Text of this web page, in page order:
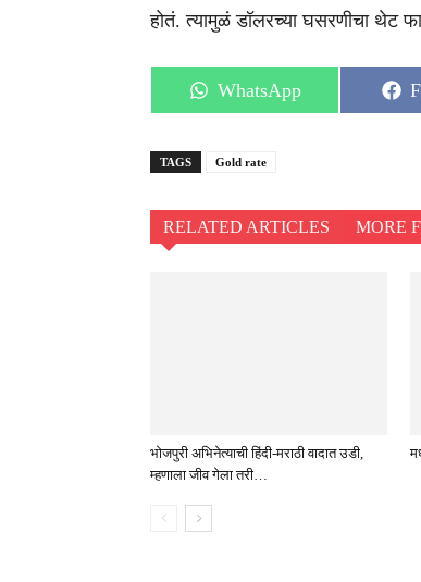
होतं. त्यामुळं डॉलरच्या घसरणीचा थेट
Share
on
WhatsApp
TAGS Gold rate
RELATED ARTICLES MORE
भोजपुरी अभिनेत्याची हिंदी-मराठी वादात उडी,
म्हणाला जीव गेला तरी…